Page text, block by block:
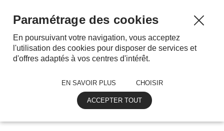
Paramétrage des cookies
En poursuivant votre navigation, vous acceptez
l'utilisation des cookies pour disposer de services et
d'offres adaptés à vos centres d'intérêt.
EN SAVOIR PLUS CHOISIR
ACCEPTER TOUT